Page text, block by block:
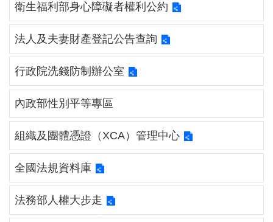
本
部
簡
介
主
題
政
策
訊
息
衛生福利部身心障礙者權利公約
法人及夫妻財產登記公告查詢
行政院洗錢防制辦公室
內政部性別平等專區
組織及團體憑證（XCA）管理中心
全國法規資料庫
法務部人權大步走